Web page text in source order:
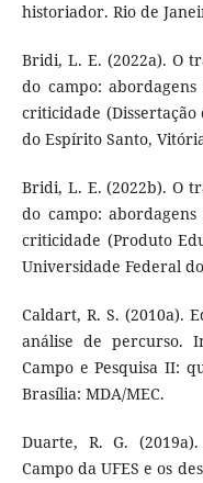
historiador. Rio de
Bridi, L. E. (2022a). O
do campo:
criticidade
do Espírito Santo,
Bridi, L. E. (2022b). O
do campo:
criticidade (Produto
Universidade Federal
Caldart, R. S. (2010a).
análise de percurso.
Campo e Pesquisa II:
Brasília: MDA/MEC.
Duarte, R. G.
Campo da UFES e os